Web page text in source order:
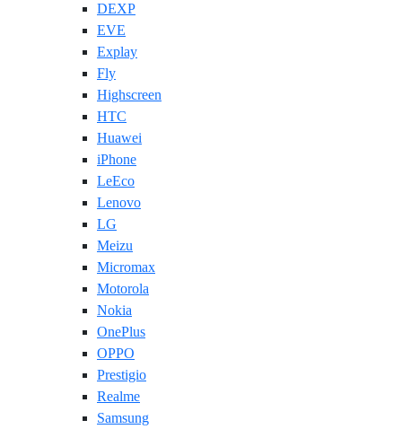
DEXP
EVE
Explay
Fly
Highscreen
HTC
Huawei
iPhone
LeEco
Lenovo
LG
Meizu
Micromax
Motorola
Nokia
OnePlus
OPPO
Prestigio
Realme
Samsung